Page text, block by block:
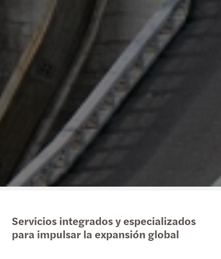
Servicios integrados y especializados
para impulsar la expansión global